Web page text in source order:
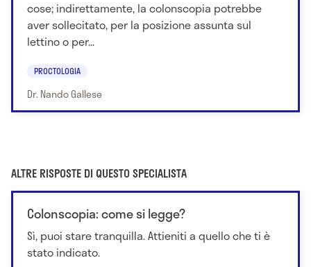
cose; indirettamente, la colonscopia potrebbe
aver sollecitato, per la posizione assunta sul
lettino o per...
PROCTOLOGIA
Dr. Nando Gallese
ALTRE RISPOSTE DI QUESTO SPECIALISTA
Colonscopia: come si legge?
Sì, puoi stare tranquilla. Attieniti a quello che ti è
stato indicato.